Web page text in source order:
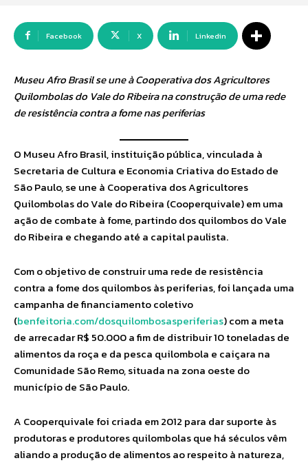
Facebook X Linkedin
Museu Afro Brasil se une à Cooperativa dos Agricultores
Quilombolas do Vale do Ribeira na construção de uma rede
de resistência contra a fome nas periferias
O Museu Afro Brasil, instituição pública, vinculada à
Secretaria de Cultura e Economia Criativa do Estado de
São Paulo, se une à Cooperativa dos Agricultores
Quilombolas do Vale do Ribeira (Cooperquivale) em uma
ação de combate à fome, partindo dos quilombos do Vale
do Ribeira e chegando até a capital paulista.
Com o objetivo de construir uma rede de resistência
contra a fome dos quilombos às periferias, foi lançada uma
campanha de financiamento coletivo
(benfeitoria.com/dosquilombosasperiferias) com a meta
de arrecadar R$ 50.000 a fim de distribuir 10 toneladas de
alimentos da roça e da pesca quilombola e caiçara na
Comunidade São Remo, situada na zona oeste do
município de São Paulo.
A Cooperquivale foi criada em 2012 para dar suporte às
produtoras e produtores quilombolas que há séculos vêm
aliando a produção de alimentos ao respeito à natureza,